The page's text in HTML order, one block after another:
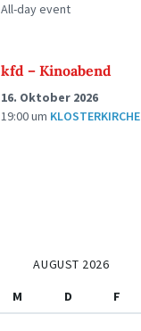
All-day event
kfd – Kinoabend
16. Oktober 2026
19:00um KLOSTERKIRCHE
AUGUST 2026
M D F